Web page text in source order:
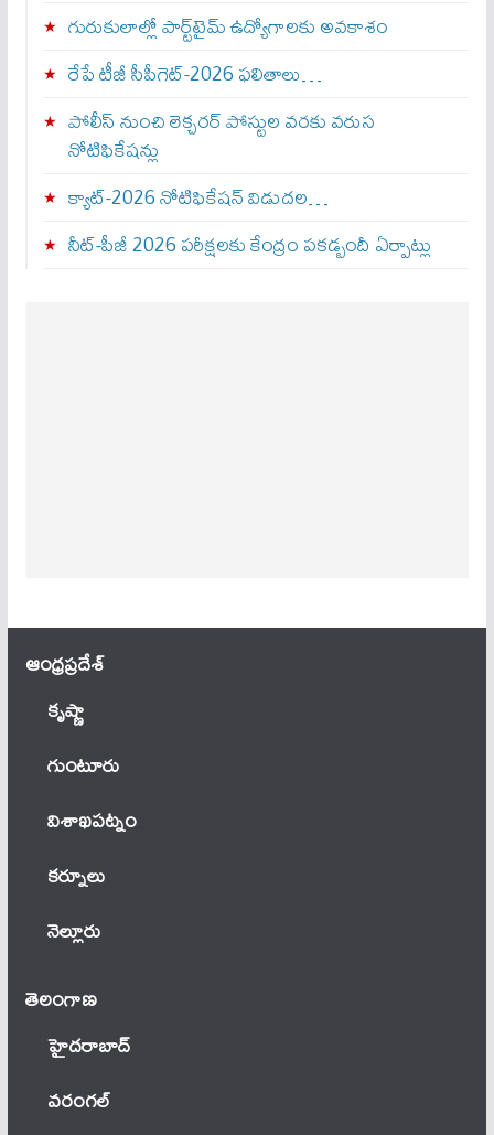
గురుకులాల్లో పార్ట్‌టైమ్ ఉద్యోగాలకు అవకాశం
రేపే టీజీ సీపీగెట్‌-2026 ఫలితాలు…
పోలీస్ నుంచి లెక్చరర్ పోస్టుల వరకు వరుస
నోటిఫికేషన్లు
క్యాట్-2026 నోటిఫికేషన్ విడుదల…
నీట్-పీజీ 2026 పరీక్షలకు కేంద్రం పకడ్బందీ ఏర్పాట్లు
ఆంధ్ర‌ప్ర‌దేశ్
కృష్ణా
గుంటూరు
విశాఖపట్నం
కర్నూలు
నెల్లూరు
తెలంగాణ‌
హైదరాబాద్
వ‌రంగ‌ల్